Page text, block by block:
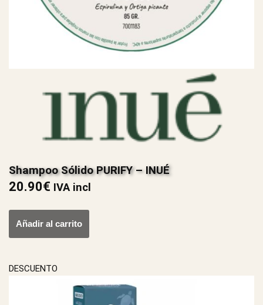
Shampoo Sólido PURIFY – INUÉ
20.90€ IVA incl
Añadir al carrito
DESCUENTO